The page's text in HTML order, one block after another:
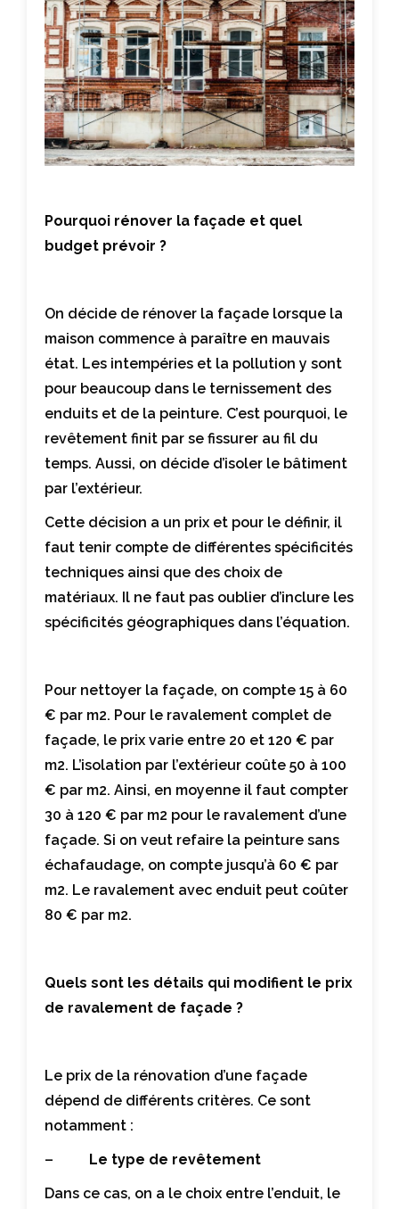
Pourquoi rénover la façade et quel
budget prévoir ?
On décide de rénover la façade lorsque la
maison commence à paraître en mauvais
état. Les intempéries et la pollution y sont
pour beaucoup dans le ternissement des
enduits et de la peinture. C’est pourquoi, le
revêtement finit par se fissurer au fil du
temps. Aussi, on décide d’isoler le bâtiment
par l’extérieur.
Cette décision a un prix et pour le définir, il
faut tenir compte de différentes spécificités
techniques ainsi que des choix de
matériaux. Il ne faut pas oublier d’inclure les
spécificités géographiques dans l’équation.
Pour nettoyer la façade, on compte 15 à 60
€ par m2. Pour le ravalement complet de
façade, le prix varie entre 20 et 120 € par
m2. L’isolation par l’extérieur coûte 50 à 100
€ par m2. Ainsi, en moyenne il faut compter
30 à 120 € par m2 pour le ravalement d’une
façade. Si on veut refaire la peinture sans
échafaudage, on compte jusqu’à 60 € par
m2. Le ravalement avec enduit peut coûter
80 € par m2.
Quels sont les détails qui modifient le prix
de ravalement de façade ?
Le prix de la rénovation d’une façade
dépend de différents critères. Ce sont
notamment :
– Le type de revêtement
Dans ce cas, on a le choix entre l’enduit, le